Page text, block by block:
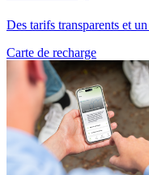
Des tarifs transparents et
Carte de recharge